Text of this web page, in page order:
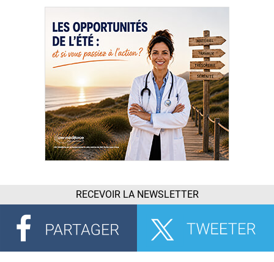
RECEVOIR LA NEWSLETTER